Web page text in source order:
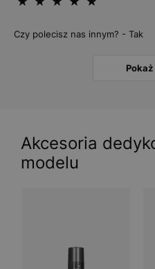
Czy polecisz nas innym? - Tak
Akcesoria
modelu